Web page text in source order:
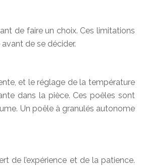
de faire un choix. Ces limitations
de se décider.
et le réglage de la température
dans la pièce. Ces poêles sont
Un poêle à granulés autonome
de l’expérience et de la patience.